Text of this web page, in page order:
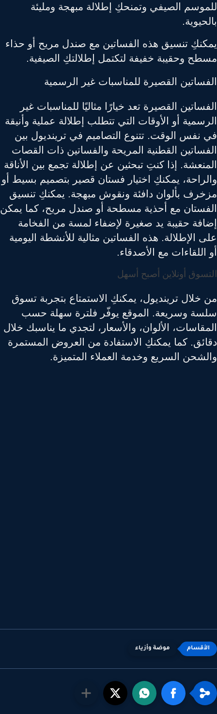
الصيفي وتمنحكِ إطلالة مبهجة ومليئة
تنسيق هذه الفساتين مع صندل مريح أو حذاء
وحقيبة خفيفة لتكتمل إطلالتكِ الصيفية.
القصيرة للمناسبات غير الرسمية
القصيرة تعد خيارًا مثاليًا للمناسبات غير
أو الأوقات التي تتطلب إطلالة عملية وأنيقة
نفس الوقت. تتنوع التصاميم في ترينديول بين
القطنية المريحة والفساتين ذات القصات
إذا كنتِ تبحثين عن إطلالة تجمع بين الأناقة
يمكنكِ اختيار فستان قصير بتصميم بسيط أو
بألوان دافئة ونقوش مبهجة. يمكنكِ تنسيق
مع أحذية مسطحة أو صندل مريح، كما يمكن
حقيبة يد صغيرة لإضفاء لمسة من الفخامة
الإطلالة. هذه الفساتين مثالية للأنشطة اليومية
اللقاءات مع الأصدقاء.
أونلاين أصبح أسهل
خلال ترينديول، يمكنكِ الاستمتاع بتجربة تسوق
وسريعة. الموقع يوفّر فلترة سهلة حسب
الألوان، والأسعار، لتجدي ما يناسبك خلال
كما يمكنكِ الاستفادة من العروض المستمرة
السريع وخدمة العملاء المتميزة.
موضة وأزياء